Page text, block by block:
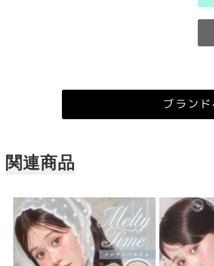
ブラン
関連商品